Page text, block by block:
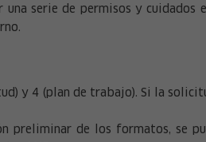
serie de permisos y cuidados
y 4 (plan de trabajo). Si la
preliminar de los formatos, se